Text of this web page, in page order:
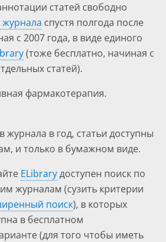
статей свободно
журнала спустя полгода после
с 2007 года, в виде единого
(тоже бесплатно, начиная с
статей).
фармакотерапия.
в год, статьи доступны
и только в бумажном виде.
ELibraryдоступен поиск по
журналам (сузить критерии
поиск), в которых
в бесплатном
(для того чтобы иметь